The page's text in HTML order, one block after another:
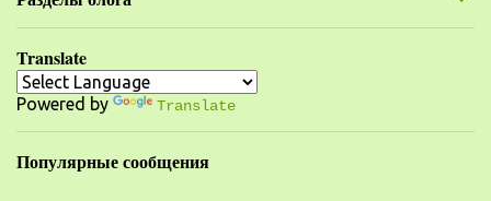
м
н
т
а
р
Translate
Powered by Translate
Популярные сообщения